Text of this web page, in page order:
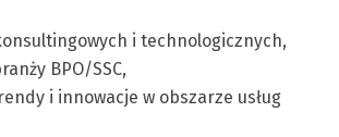
i technologicznych,
BPO/SSC,
i innowacje w obszarze usług